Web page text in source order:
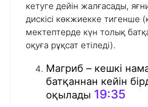
кетуге дейін жалғасады,
дискісі көкжиекке тигенше
мектептерде күн толық
оқуға рұқсат етіледі).
Магриб – кешкі
батқаннан кейін
оқылады 19:35